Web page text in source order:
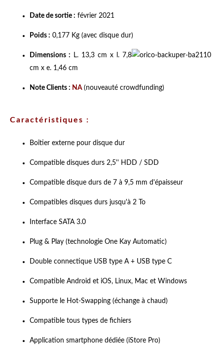
Date de sortie : février 2021
Poids : 0,177 Kg (avec disque dur)
Dimensions : L. 13,3 cm x l. 7,8
cm x e. 1,46 cm
Note Clients : NA (nouveauté crowdfunding)
Caractéristiques :
Boîtier externe pour disque dur
Compatible disques durs 2,5'' HDD / SDD
Compatible disque durs de 7 à 9,5 mm d'épaisseur
Compatibles disques durs jusqu'à 2 To
Interface SATA 3.0
Plug & Play (technologie One Kay Automatic)
Double connectique USB type A + USB type C
Compatible Android et iOS, Linux, Mac et Windows
Supporte le Hot-Swapping (échange à chaud)
Compatible tous types de fichiers
Application smartphone dédiée (iStore Pro)